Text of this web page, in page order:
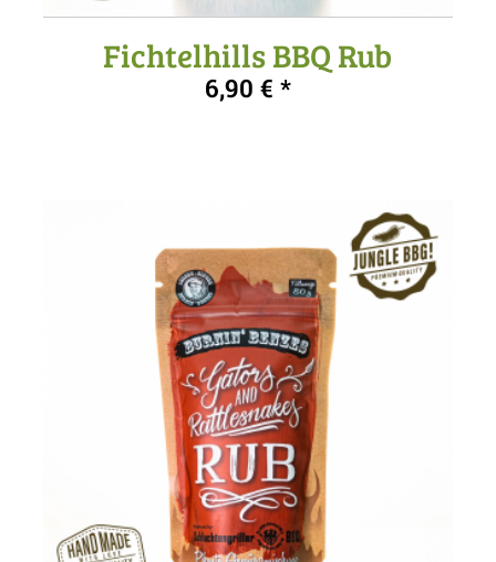
5.00
Fichtelhills BBQ Rub
6,90 €